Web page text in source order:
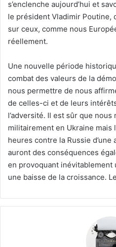
s’enclenche aujourd’hui et
le président Vladimir Poutine,
sur ceux, comme nous
réellement.
Une nouvelle période
combat des valeurs de la
nous permettre de nous
de celles-ci et de leurs
l’adversité. Il est sûr que nous
militairement en Ukraine
heures contre la Russie d’une
auront des conséquences
en provoquant inévitablement
une baisse de la croissance.